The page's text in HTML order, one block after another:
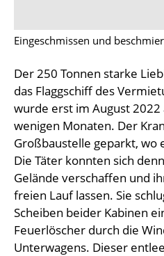
Eingeschmissen und
Der 250 Tonnen starke
das Flaggschiff des
wurde erst im August
wenigen Monaten. Der
Großbaustelle geparkt, wo
Die Täter konnten sich
Gelände verschaffen und
freien Lauf lassen. Sie
Scheiben beider Kabinen
Feuerlöscher durch die
Unterwagens. Dieser